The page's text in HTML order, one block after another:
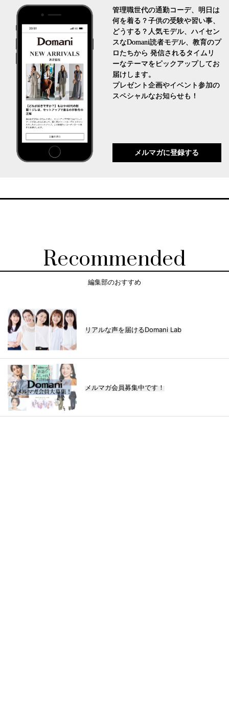
管理職世代の通勤コーデ、明日は
何を着る？子供の受験や習い事、
どうする？人気モデル、ハイセン
スなDomani読者モデル、教育のプ
ロたちから 発信されるタイムリ
ーなテーマをピックアップしてお
届けします。
プレゼント企画やイベント参加の
スペシャルなお知らせも！
メルマガに登録する
Recommended
編集部のおすすめ
リアルな声を届けるDomani Lab
メルマガ会員募集中です！